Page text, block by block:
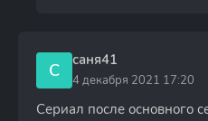
С саня41
4 декабря 2021 17:20
Сериал после основного